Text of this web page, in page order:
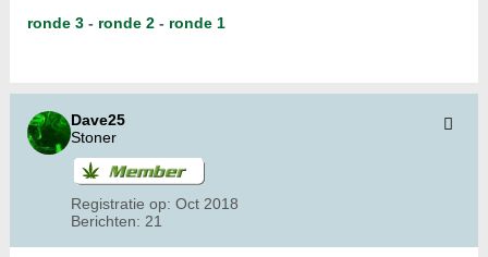
ronde 3 - ronde 2 - ronde 1
Dave25
Stoner
Registratie op: Oct 2018
Berichten: 21